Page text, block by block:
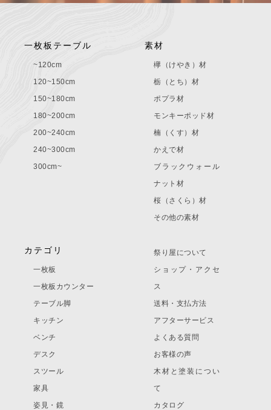
一枚板テーブル
~120cm
120~150cm
150~180cm
180~200cm
200~240cm
240~300cm
300cm~
素材
欅（けやき）材
栃（とち）材
ポプラ材
モンキーポッド材
楠（くす）材
かえで材
ブラックウォール
ナット材
桜（さくら）材
その他の素材
カテゴリ
一枚板
一枚板カウンター
テーブル脚
キッチン
ベンチ
デスク
スツール
家具
姿見・鏡
祭り屋について
ショップ・アクセ
ス
送料・支払方法
アフターサービス
よくある質問
お客様の声
木材と塗装につい
て
カタログ